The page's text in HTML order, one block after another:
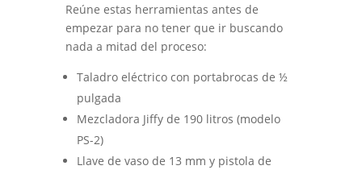
Reúne estas herramientas antes de
empezar para no tener que ir buscando
nada a mitad del proceso:
Taladro eléctrico con portabrocas de ½
pulgada
Mezcladora Jiffy de 190 litros (modelo
PS-2)
Llave de vaso de 13 mm y pistola de